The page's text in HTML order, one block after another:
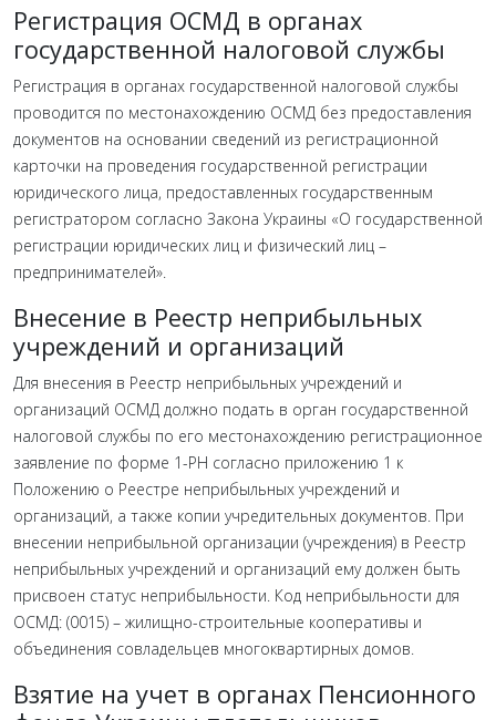
Регистрация ОСМД в органах
государственной налоговой службы
Регистрация в органах государственной налоговой службы
проводится по местонахождению ОСМД без предоставления
документов на основании сведений из регистрационной
карточки на проведения государственной регистрации
юридического лица, предоставленных государственным
регистратором согласно Закона Украины «О государственной
регистрации юридических лиц и физический лиц –
предпринимателей».
Внесение в Реестр неприбыльных
учреждений и организаций
Для внесения в Реестр неприбыльных учреждений и
организаций ОСМД должно подать в орган государственной
налоговой службы по его местонахождению регистрационное
заявление по форме 1-РН согласно приложению 1 к
Положению о Реестре неприбыльных учреждений и
организаций, а также копии учредительных документов. При
внесении неприбыльной организации (учреждения) в Реестр
неприбыльных учреждений и организаций ему должен быть
присвоен статус неприбыльности. Код неприбыльности для
ОСМД: (0015) – жилищно-строительные кооперативы и
объединения совладельцев многоквартирных домов.
Взятие на учет в органах Пенсионного